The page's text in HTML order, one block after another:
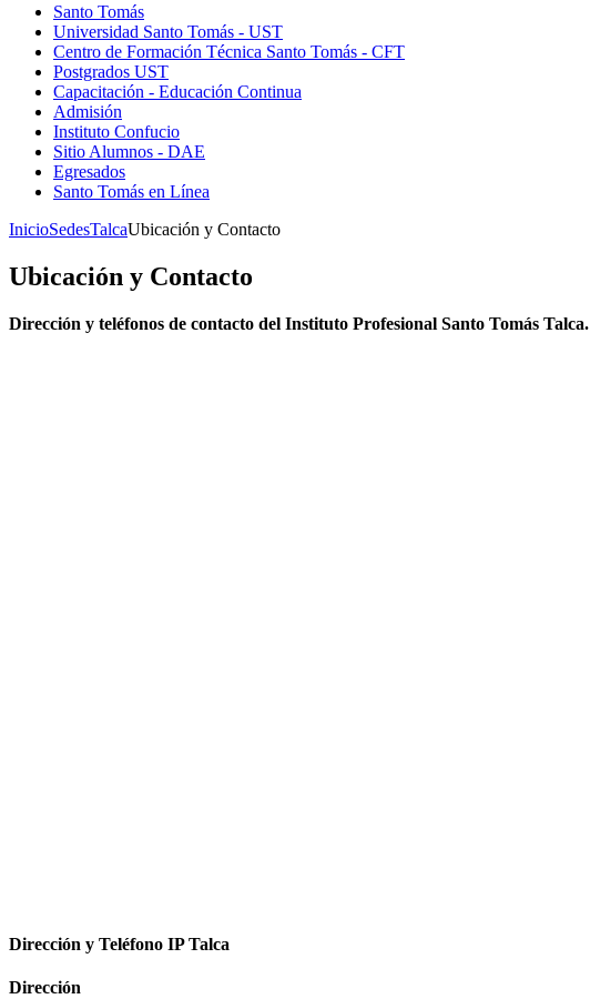
Santo Tomás
Universidad Santo Tomás - UST
Centro de Formación Técnica Santo Tomás - CFT
Postgrados UST
Capacitación - Educación Continua
Admisión
Instituto Confucio
Sitio Alumnos - DAE
Egresados
Santo Tomás en Línea
InicioSedesTalcaUbicación y Contacto
Ubicación y Contacto
Dirección y teléfonos de contacto del Instituto Profesional Santo Tomás Talca.
Dirección y Teléfono IP Talca
Dirección